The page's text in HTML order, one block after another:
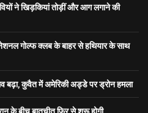
ने खिड़कियां तोड़ीं और आग लगाने की
गोल्फ क्लब के बाहर से हथियार के साथ
बढ़ा, कुवैत में अमेरिकी अड्डे पर ड्रोन हमला
के बीच बातचीत फिर से शुरू होगी